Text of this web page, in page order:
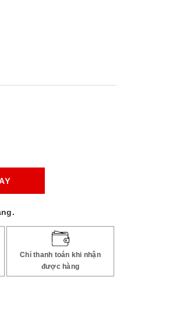
Chỉ thanh toán khi nhận
được hàng